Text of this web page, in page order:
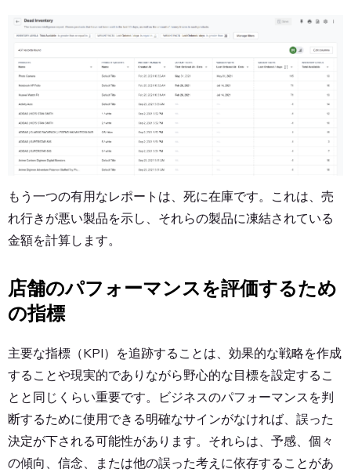
もう一つの有用なレポートは、死に在庫です。これは、売
れ行きが悪い製品を示し、それらの製品に凍結されている
金額を計算します。
店舗のパフォーマンスを評価するため
の指標
主要な指標（KPI）を追跡することは、効果的な戦略を作成
することや現実的でありながら野心的な目標を設定するこ
とと同じくらい重要です。ビジネスのパフォーマンスを判
断するために使用できる明確なサインがなければ、誤った
決定が下される可能性があります。それらは、予感、個々
の傾向、信念、または他の誤った考えに依存することがあ